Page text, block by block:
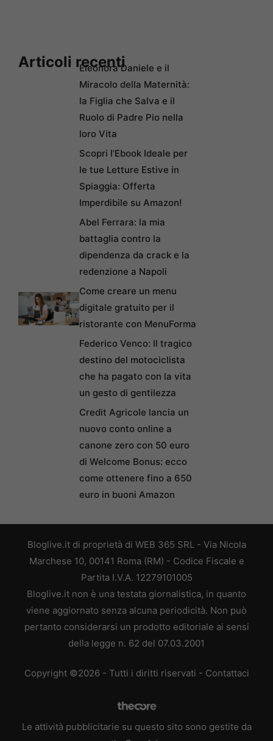
Articoli recentiEleonora Daniele e il
Miracolo della Maternità:
la Figlia che Salva e il
Ruolo di Padre Pio nella
loro Vita
Scopri l’Ebook Ideale per
le tue Letture Estive in
Spiaggia: Offerta
Imperdibile su Amazon!
Abel Ferrara: la mia
battaglia contro la
dipendenza da crack e la
redenzione a Napoli
Come creare un menu
digitale gratuito per il
ristorante con MenuForma
Federico Venco: Il tragico
destino del motociclista
che ha pagato con la vita
un gesto di gentilezza
Credit Agricole lancia un
nuovo conto online a
canone zero con 50 euro
di Welcome Bonus: ecco
come ottenere fino a 650
euro in buoni Amazon
Bloglive.it di proprietà di WEB 365 SRL - Via Nicola
Marchese 10, 00141 Roma (RM) - Codice Fiscale e
Partita I.V.A. 12279101005
Bloglive.it non è una testata giornalistica, in quanto
viene aggiornato senza alcuna periodicità. Non può
pertanto considerarsi un prodotto editoriale ai sensi
della legge n. 62 del 07.03.2001
Copyright ©2026 - Tutti i diritti riservati - Contattaci
Le attività pubblicitarie su questo sito sono gestite da